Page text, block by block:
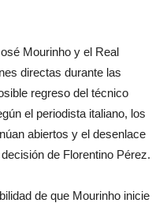
Mourinho y el Real
directas durante las
regreso del técnico
el periodista italiano, los
abiertos y el desenlace
de Florentino Pérez.
de que Mourinho inicie